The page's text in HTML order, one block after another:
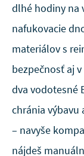
dlhé hodiny na
nafukovacie
materiálov s
bezpečnosť aj
dva vodotesné
chránia
– navyše
nájdeš